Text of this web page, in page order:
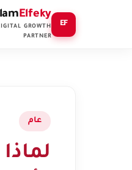
EF
Elfeky
GROWTH
PARTNER
عام